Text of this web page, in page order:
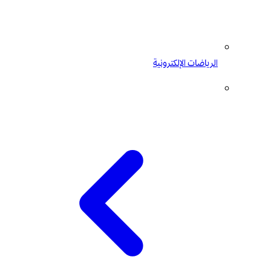
الرياضات الإلكترونية